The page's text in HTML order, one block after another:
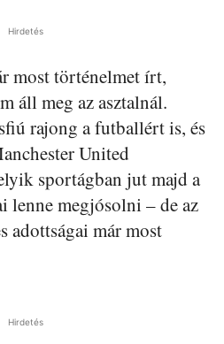
Hirdetés
most történelmet írt,
áll meg az asztalnál.
rajong a futballért is, és
United
sportágban jut majd a
lenne megjósolni – de az
adottságai már most
Hirdetés